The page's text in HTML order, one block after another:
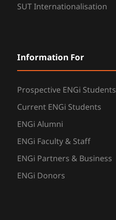
SUT Internationalisation
Information For
Prospective ENGi Students
Current ENGi Students
ENGi Alumni
ENGi Faculty & Staff
ENGi Partners & Business
ENGi Donors